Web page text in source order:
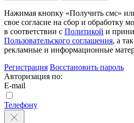
Нажимая кнопку «Получить смс»
свое согласие на сбор и обработку
в соответствии с Политикой и
Пользовательского соглашения, а
рекламные и информационные
Регистрация Восстановить пароль
Авторизация по:
E-mail
Телефону